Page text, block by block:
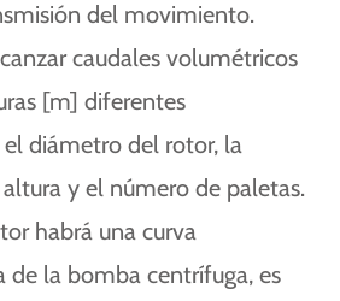
del movimiento.
caudales volumétricos
[m] diferentes
diámetro del rotor, la
y el número de paletas.
habrá una curva
de la bomba centrífuga, es